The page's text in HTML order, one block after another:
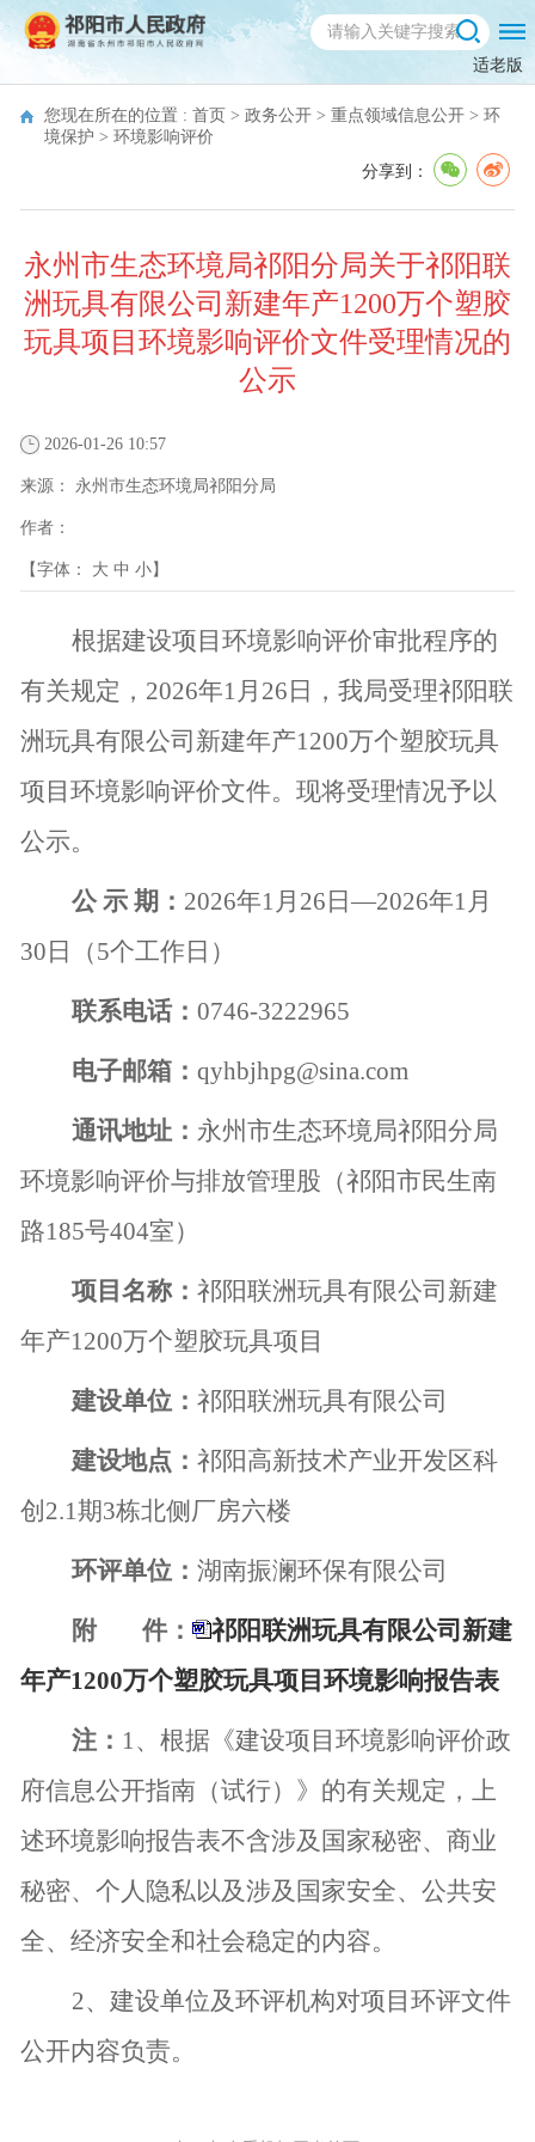
适老版
您现在所在的位置 : 首页 > 政务公开 > 重点领域信息公开 > 环
境保护 > 环境影响评价
分享到：
永州市生态环境局祁阳分局关于祁阳联
洲玩具有限公司新建年产1200万个塑胶
玩具项目环境影响评价文件受理情况的
公示
2026-01-26 10:57
来源： 永州市生态环境局祁阳分局
作者：
【字体： 大 中 小】
根据建设项目环境影响评价审批程序的
有关规定， 2026年1 月 26 日，我局受理祁阳联
洲玩具有限公司新建年产1200万个塑胶玩具
项目环境影响评价文件。现将受理情况予以
公示。
公 示 期： 2026年1 月 26 日—2026年1 月
30 日（5个工作日）
联系电话： 0746-3222965
电子邮箱： qyhbjhpg@sina.com
通讯地址： 永州市生态环境局祁阳分局
环境影响评价与排放管理股（祁阳市民生南
路185号404室）
项目名称： 祁阳联洲玩具有限公司新建
年产1200万个塑胶玩具项目
建设单位： 祁阳联洲玩具有限公司
建设地点： 祁阳高新技术产业开发区科
创 2.1期3栋北侧厂房六楼
环评单位： 湖南振澜环保有限公司
附 件：
祁阳联洲玩具有限公司新建
年产1200万个塑胶玩具项目环境影响报告表
注： 1、根据《建设项目环境影响评价政
府信息公开指南（试行）》的有关规定，上
述环境影响报告表不含涉及国家秘密、商业
秘密、个人隐私以及涉及国家安全、公共安
全、经济安全和社会稳定的内容。
2、建设单位及环评机构对项目环评文件
公开内容负责。